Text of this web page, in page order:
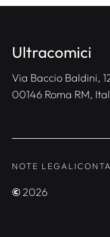
Ultracomici
Via Baccio Baldini,
00146 Roma RM,
NOTE LEGALI
©2026